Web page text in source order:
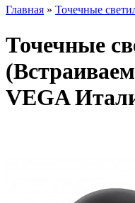
Главная » Точечные
Точечные
VEGA